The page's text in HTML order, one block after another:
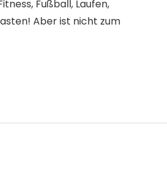
Fußball, Laufen,
Aber ist nicht zum